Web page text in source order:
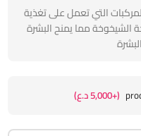
التي تعمل على تغذية
الشيخوخة مما يمنح البشرة
(+5,000 د.ع)